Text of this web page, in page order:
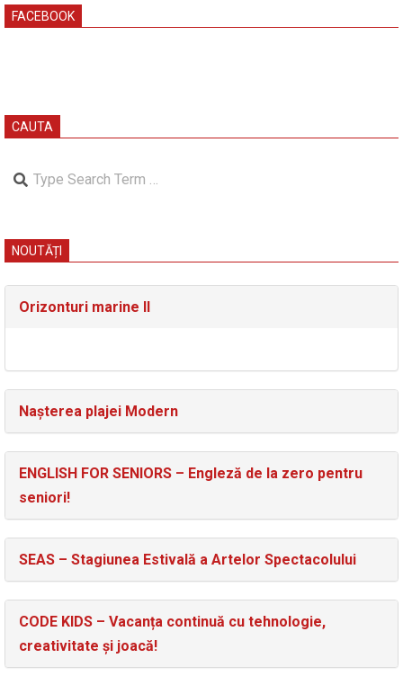
FACEBOOK
CAUTA
Search
NOUTĂȚI
Orizonturi marine II
Nașterea plajei Modern
ENGLISH FOR SENIORS – Engleză de la zero pentru
seniori!
SEAS – Stagiunea Estivală a Artelor Spectacolului
CODE KIDS – Vacanța continuă cu tehnologie,
creativitate și joacă!